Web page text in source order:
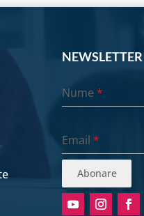
NEWSLETTER
Nume*
Email*
Abonare